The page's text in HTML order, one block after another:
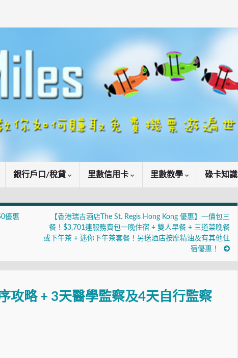
銀行戶口/稅貸 里數信用卡 里數教學 碌卡知識
優惠
【香港瑞吉酒店The St. Regis Hong Kong 優惠】一價包三
餐！$3,701連服務費包一晚住宿 + 雙人早餐 + 三道菜晚餐
或下午茶 + 迷你下午茶套餐！另送酒店按摩精油及有其他住
宿優惠！
攻略 + 3天醫學監察及4天自行監察